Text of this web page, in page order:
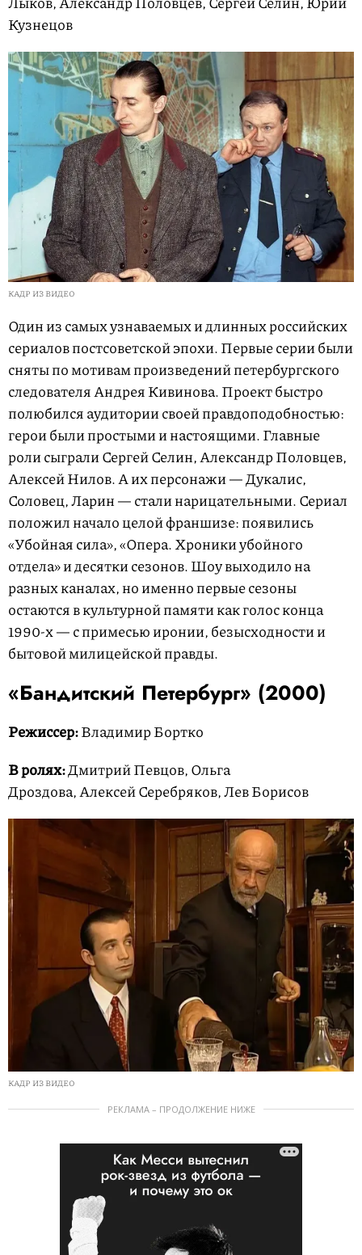
Кузнецов
КАДР ИЗ ВИДЕО
Один из самых узнаваемых и длинных российских
сериалов постсоветской эпохи. Первые серии были
сняты по мотивам произведений петербургского
следователя Андрея Кивинова. Проект быстро
полюбился аудитории своей правдоподобностью:
герои были простыми и настоящими. Главные
роли сыграли Сергей Селин, Александр Половцев,
Алексей Нилов. А их персонажи — Дукалис,
Соловец, Ларин — стали нарицательными. Сериал
положил начало целой франшизе: появились
«Убойная сила», «Опера. Хроники убойного
отдела» и десятки сезонов. Шоу выходило на
разных каналах, но именно первые сезоны
остаются в культурной памяти как голос конца
1990-х — с примесью иронии, безысходности и
бытовой милицейской правды.
«Бандитский Петербург» (2000)
Режиссер:Владимир Бортко
В ролях:Дмитрий Певцов, Ольга
Дроздова, Алексей Серебряков, Лев Борисов
КАДР ИЗ ВИДЕО
РЕКЛАМА – ПРОДОЛЖЕНИЕ НИЖЕ